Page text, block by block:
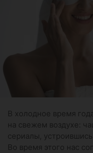
В холодное время
на свежем воздухе:
сериалы,
Во время этого нас